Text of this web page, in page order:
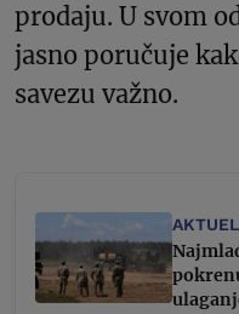
prodaju. U svom
jasno poručuje
savezu važno.